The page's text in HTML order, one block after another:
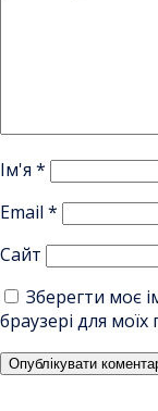
Ім'я *
Email *
Сайт
Зберегти моє
браузері для